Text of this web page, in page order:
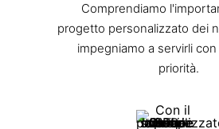
Comprendiamo
progetto personalizzato dei
impegniamo a servirli con
priorità.